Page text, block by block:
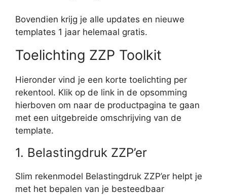
Bovendien krijg je alle updates en nieuwe
templates 1 jaar helemaal gratis.
Toelichting ZZP Toolkit
Hieronder vind je een korte toelichting per
rekentool. Klik op de link in de opsomming
hierboven om naar de productpagina te gaan
met een uitgebreide omschrijving van de
template.
1. Belastingdruk ZZP’er
Slim rekenmodel Belastingdruk ZZP’er helpt je
met het bepalen van je besteedbaar